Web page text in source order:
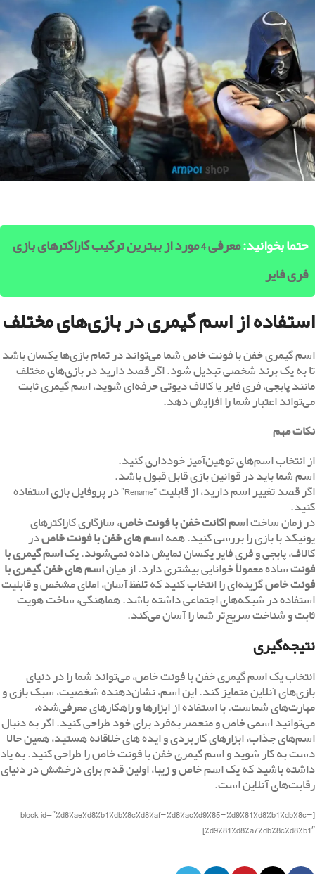
حتما بخوانید:
معرفی 4 مورد از بهترین ترکیب کاراکترهای بازی
فری فایر
استفاده از اسم گیمری در بازی‌های مختلف
اسم گیمری خفن با فونت خاص شما می‌تواند در تمام بازی‌ها یکسان باشد
تا به یک برند شخصی تبدیل شود. اگر قصد دارید در بازی‌های مختلف
مانند پابجی، فری فایر یا کالاف دیوتی حرفه‌ای شوید، اسم گیمری ثابت
می‌تواند اعتبار شما را افزایش دهد.
نکات مهم
از انتخاب اسم‌های توهین‌آمیز خودداری کنید.
اسم شما باید در قوانین بازی قابل قبول باشد.
اگر قصد تغییر اسم دارید، از قابلیت “Rename” در پروفایل بازی استفاده
کنید.
در زمان ساختاسم اکانت خفن با فونت خاص، سازگاری کاراکترهای
یونیکد با بازی را بررسی کنید. همهاسم های خفن با فونت خاصدر
کالاف، پابجی و فری فایر یکسان نمایش داده نمی‌شوند. یکاسم گیمری با
فونتساده معمولاً خوانایی بیشتری دارد. از میاناسم های خفن گیمری با
فونت خاصگزینه‌ای را انتخاب کنید که تلفظ آسان، املای مشخص و قابلیت
استفاده در شبکه‌های اجتماعی داشته باشد. هماهنگی، ساخت هویت
ثابت و شناخت سریع‌تر شما را آسان می‌کند.
نتیجه‌گیری
انتخاب یک اسم گیمری خفن با فونت خاص، می‌تواند شما را در دنیای
بازی‌های آنلاین متمایز کند. این اسم، نشان‌دهنده شخصیت، سبک بازی و
مهارت‌های شماست. با استفاده از ابزارها و راهکارهای معرفی‌شده،
می‌توانید اسمی خاص و منحصربه‌فرد برای خود طراحی کنید. اگر به دنبال
اسم‌های جذاب، ابزارهای کاربردی و ایده ‌های خلاقانه هستید، همین حالا
دست به کار شوید و اسم گیمری خفن با فونت خاص را طراحی کنید. به یاد
داشته باشید که یک اسم خاص و زیبا، اولین قدم برای درخشش در دنیای
رقابت‌های آنلاین است.
[block id=”%d8%ae%d8%b1%db%8c%d8%af-%d8%ac%d9%85-%d9%81%d8%b1%db%8c-
%d9%81%d8%a7%db%8c%d8%b1″]